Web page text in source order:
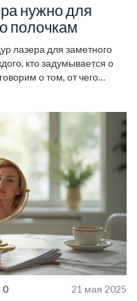
нужно для
полочкам
лазера для заметного
кто задумывается о
о том, от чего
много честных
'все сразу'.
к походу к
0 21 мая 2025